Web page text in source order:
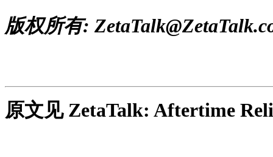
版权所有:
原文见 ZetaTalk: Aftertime